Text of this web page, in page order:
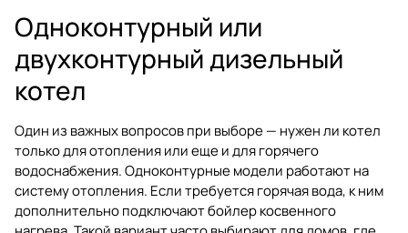
Одноконтурный или
двухконтурный дизельный
котел
Один из важных вопросов при выборе — нужен ли котел
только для отопления или еще и для горячего
водоснабжения. Одноконтурные модели работают на
систему отопления. Если требуется горячая вода, к ним
дополнительно подключают бойлер косвенного